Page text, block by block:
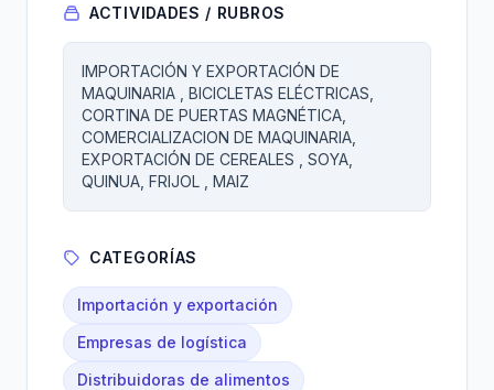
ACTIVIDADES / RUBROS
IMPORTACIÓN Y EXPORTACIÓN DE
MAQUINARIA , BICICLETAS ELÉCTRICAS,
CORTINA DE PUERTAS MAGNÉTICA,
COMERCIALIZACION DE MAQUINARIA,
EXPORTACIÓN DE CEREALES , SOYA,
QUINUA, FRIJOL , MAIZ
CATEGORÍAS
Importación y exportación
Empresas de logística
Distribuidoras de alimentos